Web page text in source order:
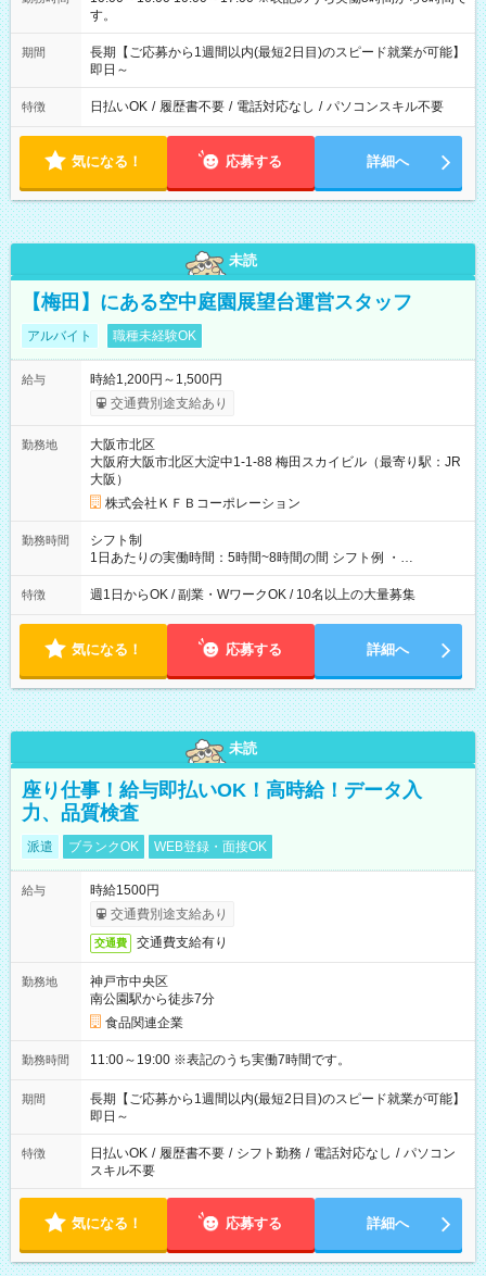
す。
期間
長期【ご応募から1週間以内(最短2日目)のスピード就業が可能】
即日～
特徴 日払いOK / 履歴書不要 / 電話対応なし / パソコンスキル不要
気になる！ 応募する 詳細へ
未読
【梅田】にある空中庭園展望台運営スタッフ
アルバイト 職種未経験OK
給与
時給1,200円～1,500円
交通費別途支給あり
勤務地
大阪市北区
大阪府大阪市北区大淀中1-1-88 梅田スカイビル（最寄り駅：JR
大阪）
株式会社ＫＦＢコーポレーション
勤務時間
シフト制
1日あたりの実働時間：5時間~8時間の間 シフト例 ・
9:30~18:00 実働7.5時間 ・9:30~14:30 実働5時間 ・
16:00~21:30 実働5.5時間
特徴 週1日からOK / 副業・WワークOK / 10名以上の大量募集
気になる！ 応募する 詳細へ
未読
座り仕事！給与即払いOK！高時給！データ入
力、品質検査
派遣 ブランクOK WEB登録・面接OK
給与
時給1500円
交通費別途支給あり
交通費 交通費支給有り
勤務地
神戸市中央区
南公園駅から徒歩7分
食品関連企業
勤務時間 11:00～19:00 ※表記のうち実働7時間です。
期間
長期【ご応募から1週間以内(最短2日目)のスピード就業が可能】
即日～
特徴 日払いOK / 履歴書不要 / シフト勤務 / 電話対応なし / パソコン
スキル不要
気になる！ 応募する 詳細へ